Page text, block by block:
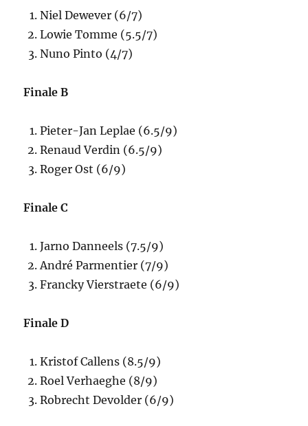
Niel Dewever (6/7)
Lowie Tomme (5.5/7)
Nuno Pinto (4/7)
Finale B
Pieter-Jan Leplae (6.5/9)
Renaud Verdin (6.5/9)
Roger Ost (6/9)
Finale C
Jarno Danneels (7.5/9)
André Parmentier (7/9)
Francky Vierstraete (6/9)
Finale D
Kristof Callens (8.5/9)
Roel Verhaeghe (8/9)
Robrecht Devolder (6/9)